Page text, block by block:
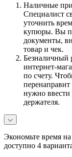
Наличные при
Специалист
уточнить
купюры. Вы
документы,
товар и чек.
Безналичный
интернет-
по счету.
нужно ввести
держателя.
Экономьте время
доступно 4